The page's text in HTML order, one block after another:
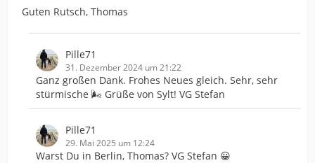
Guten Rutsch, Thomas
Pille71
31. Dezember 2024 um 21:22
Ganz großen Dank. Frohes Neues gleich. Sehr, sehr
stürmische 🌬️ Grüße von Sylt! VG Stefan
Pille71
29. Mai 2025 um 12:24
Warst Du in Berlin, Thomas? VG Stefan 😀